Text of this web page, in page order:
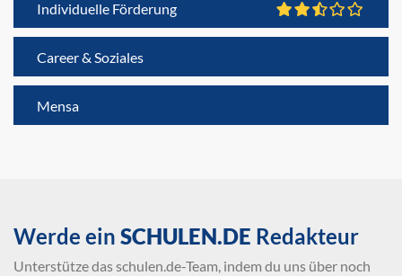
Individuelle Förderung
Career & Soziales
Mensa
Werde ein SCHULEN.DE Redakteur
Unterstütze das schulen.de-Team, indem du uns über noch